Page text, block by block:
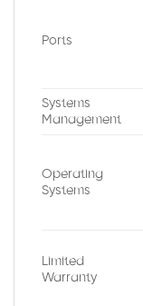
Ports
Systems
Management
Operating
Systems
Limited
Warranty